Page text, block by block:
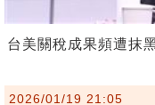
台美關稅成果頻遭抹
2026/01/19 21:05